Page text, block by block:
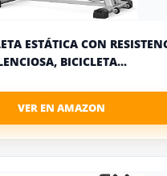
ESTÁTICA CON
BICICLETA...